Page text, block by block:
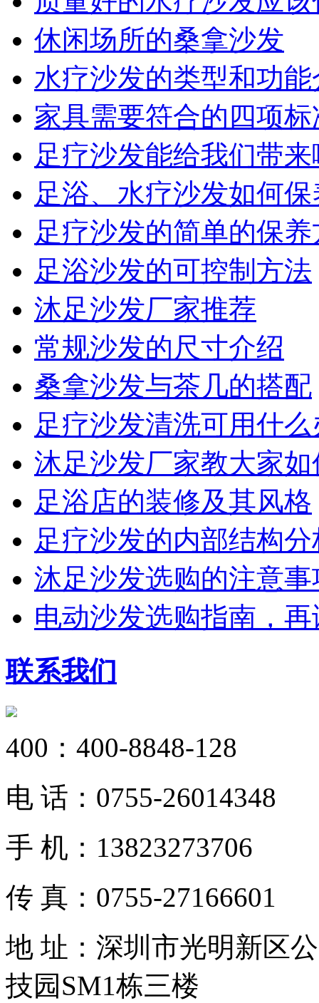
2013年北京市沐浴业金牌供应商
沐浴业金牌供应商
开户许可证
公司营业执照
增值税一般纳税人认定书
休闲场所的桑拿沙发
水疗沙发的类型和功能
家具需要符合的四项标
足疗沙发能给我们带
足浴、水疗沙发如何
足疗沙发的简单的保
足浴沙发的可控制方法
沐足沙发厂家推荐
常规沙发的尺寸介绍
桑拿沙发与茶几的搭配
足疗沙发清洗可用什
沐足沙发厂家教大家
足浴店的装修及其风格
足疗沙发的内部结构分
沐足沙发选购的注意事
电动沙发选购指南，
联系我们
400： 400-8848-128
电 话： 0755-26014348
手 机： 13823273706
传 真： 0755-27166601
地 址： 深圳市光明新区
技园SM1栋三楼